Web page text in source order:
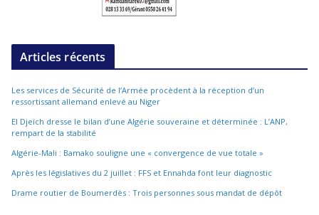
Articles récents
Les services de Sécurité de l’Armée procèdent à la réception d’un
ressortissant allemand enlevé au Niger
El Djeïch dresse le bilan d’une Algérie souveraine et déterminée : L’ANP,
rempart de la stabilité
Algérie-Mali : Bamako souligne une « convergence de vue totale »
Après les législatives du 2 juillet : FFS et Ennahda font leur diagnostic
Drame routier de Boumerdès : Trois personnes sous mandat de dépôt